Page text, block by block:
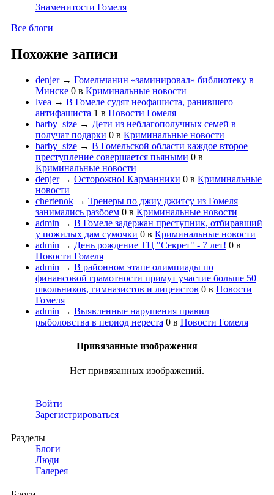
Знаменитости Гомеля
Все блоги
Похожие записи
denjer→ Гомельчанин «заминировал» библиотеку в
Минске 0 в Криминальные новости
lvea → В Гомеле судят неофашиста, ранившего
антифашиста 1 в Новости Гомеля
barby_size → Дети из неблагополучных семей в
получат подарки 0 в Криминальные новости
barby_size → В Гомельской области каждое второе
преступление совершается пьяными 0 в
Криминальные новости
denjer→ Осторожно! Карманники 0 в Криминальные
новости
chertenok → Тренеры по джиу джитсу из Гомеля
занимались разбоем 0 в Криминальные новости
admin → В Гомеле задержан преступник, отбиравший
у пожилых дам сумочки 0 в Криминальные новости
admin → День рождение ТЦ "Секрет" - 7 лет! 0 в
Новости Гомеля
admin → В районном этапе олимпиады по
финансовой грамотности примут участие больше 50
школьников, гимназистов и лицеистов 0 в Новости
Гомеля
admin → Выявленные нарушения правил
рыболовства в период нереста 0 в Новости Гомеля
Привязанные изображения
Нет привязанных изображений.
Войти
Зарегистрироваться
Разделы
Блоги
Люди
Галерея